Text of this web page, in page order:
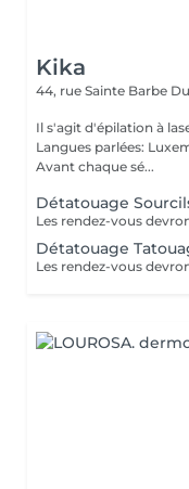
Kika
44, rue Sainte Barbe
Il s'agit d'épilation à laser!! Pas d'épilation à la cire
Langues parlées:
Avant chaque sé...
Détatouage
Détatouage